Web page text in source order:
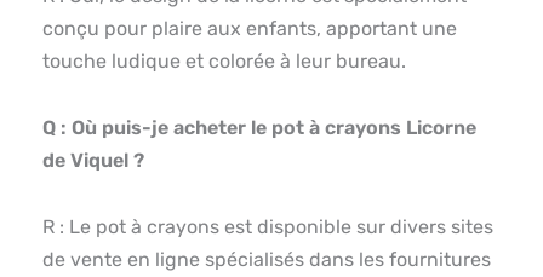
conçu pour plaire aux enfants, apportant une
touche ludique et colorée à leur bureau.
Q : Où puis-je acheter le pot à crayons Licorne
de Viquel ?
R : Le pot à crayons est disponible sur divers sites
de vente en ligne spécialisés dans les fournitures